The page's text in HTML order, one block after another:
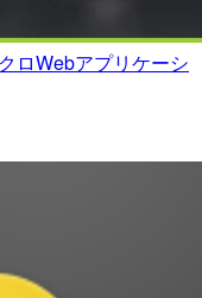
ロWebアプリケーシ